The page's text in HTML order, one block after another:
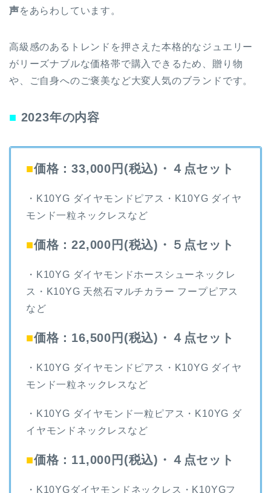
声をあらわしています。
高級感のあるトレンドを押さえた本格的なジュエリー
がリーズナブルな価格帯で購入できるため、贈り物
や、ご自身へのご褒美など大変人気のブランドです。
■ 2023年の内容
■価格：33,000円(税込)・４点セット
・K10YG ダイヤモンドピアス・K10YG ダイヤ
モンド一粒ネックレスなど
■価格：22,000円(税込)・５点セット
・K10YG ダイヤモンドホースシューネックレ
ス・K10YG 天然石マルチカラー フープピアス
など
■価格：16,500円(税込)・４点セット
・K10YG ダイヤモンドピアス・K10YG ダイヤ
モンド一粒ネックレスなど
・K10YG ダイヤモンド一粒ピアス・K10YG ダ
イヤモンドネックレスなど
■価格：11,000円(税込)・４点セット
・K10YGダイヤモンドネックレス・K10YGフ